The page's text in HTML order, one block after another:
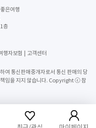
은여행
층
행자보험 고객센터
여 통신판매중개자로서 통신 판매의 당
책임을 지지 않습니다. Copyright ⓒ 참